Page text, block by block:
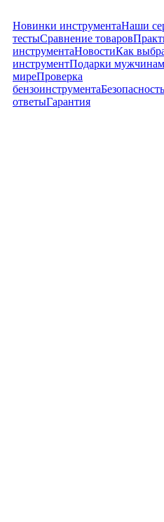
Новинки инструментаНаши
тестыСравнение товаров
инструментаНовостиКак
инструментПодарки мужчинам
миреПроверка
бензоинструментаБезопасность
ответыГарантия